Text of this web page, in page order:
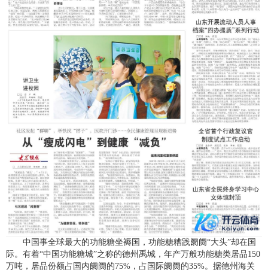
中国事全球最大的功能糖坐褥国，功能糖糟践阛阓“大头”却在国
际。有着“中国功能糖城”之称的德州禹城，年产万般功能糖类居品150
万吨，居品份额占国内阛阓的75%，占国际阛阓的35%。据德州海关